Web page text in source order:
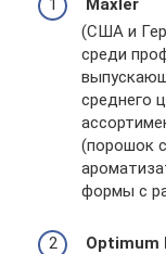
(США и
среди
среднего
(порошок
формы с
Optimum